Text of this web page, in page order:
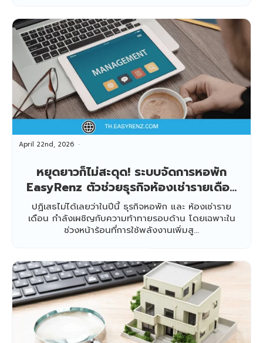
หยุดยาวก็ไม่สะดุด! ระบบจัดการหอพัก
EasyRenz ตัวช่วยธุรกิจห้องเช่ารายเดือน
ยุคใหม่ ลดงานเอกสาร คุมค่าไฟได้จากมือ
ถือ
April 22nd, 2026
ปฏิเสธไม่ได้เลยว่าในปีนี้ ธุรกิจหอพัก และ ห้องเช่าราย
เดือน กำลังเผชิญกับความท้าทายรอบด้าน โดยเฉพาะใน
ช่วงหน้าร้อนที่การใช้พลังงานเพิ่มสู...